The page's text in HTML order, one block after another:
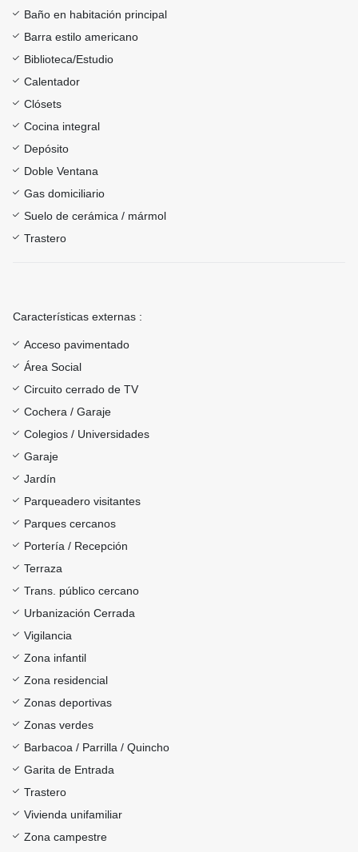
Baño en habitación principal
Barra estilo americano
Biblioteca/Estudio
Calentador
Clósets
Cocina integral
Depósito
Doble Ventana
Gas domiciliario
Suelo de cerámica / mármol
Trastero
Características externas :
Acceso pavimentado
Área Social
Circuito cerrado de TV
Cochera / Garaje
Colegios / Universidades
Garaje
Jardín
Parqueadero visitantes
Parques cercanos
Portería / Recepción
Terraza
Trans. público cercano
Urbanización Cerrada
Vigilancia
Zona infantil
Zona residencial
Zonas deportivas
Zonas verdes
Barbacoa / Parrilla / Quincho
Garita de Entrada
Trastero
Vivienda unifamiliar
Zona campestre